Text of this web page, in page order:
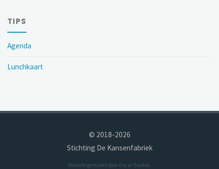
TIPS
Agenda
Lunchkaart
© 2018-2026
Stichting De Kansenfabriek
Website gemaakt door Oscar Dunker.